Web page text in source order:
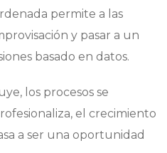
permite a las
y pasar a un
basado en datos.
los procesos se
el crecimiento
a ser una oportunidad